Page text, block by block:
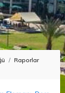
Raporlar